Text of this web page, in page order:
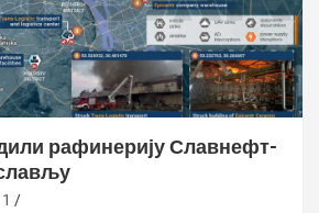
рафинерију Славнефт-